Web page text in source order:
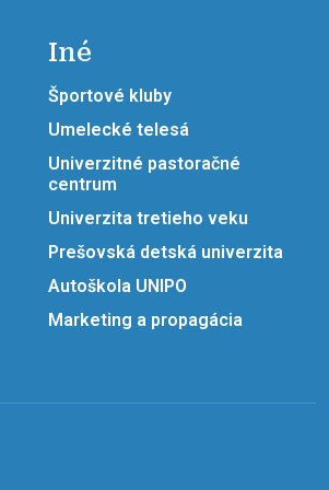
Iné
Športové kluby
Umelecké telesá
Univerzitné pastoračné
centrum
Univerzita tretieho veku
Prešovská detská univerzita
Autoškola UNIPO
Marketing a propagácia